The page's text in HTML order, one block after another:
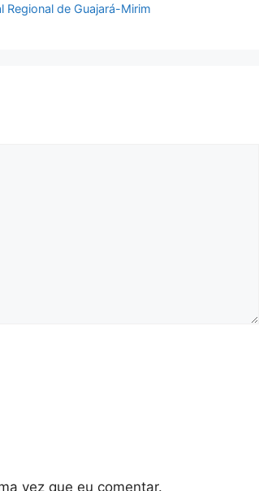
de Guajará-Mirim
vez que eu comentar.